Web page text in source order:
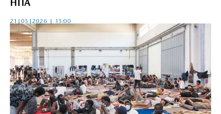
ΗΠΑ
21|05|2026 | 13:00